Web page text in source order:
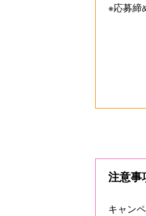
※応募締
注意事
キャン